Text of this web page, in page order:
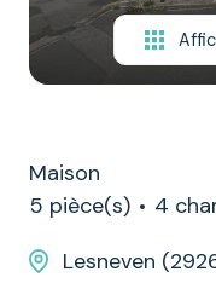
Maison
5 pièce(s)
4
Lesneven